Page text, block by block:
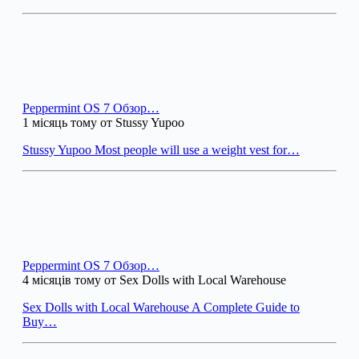
Peppermint OS 7 Обзор…
1 місяць тому от Stussy Yupoo
Stussy Yupoo Most people will use a weight vest for…
Peppermint OS 7 Обзор…
4 місяців тому от Sex Dolls with Local Warehouse
Sex Dolls with Local Warehouse A Complete Guide to
Buy…